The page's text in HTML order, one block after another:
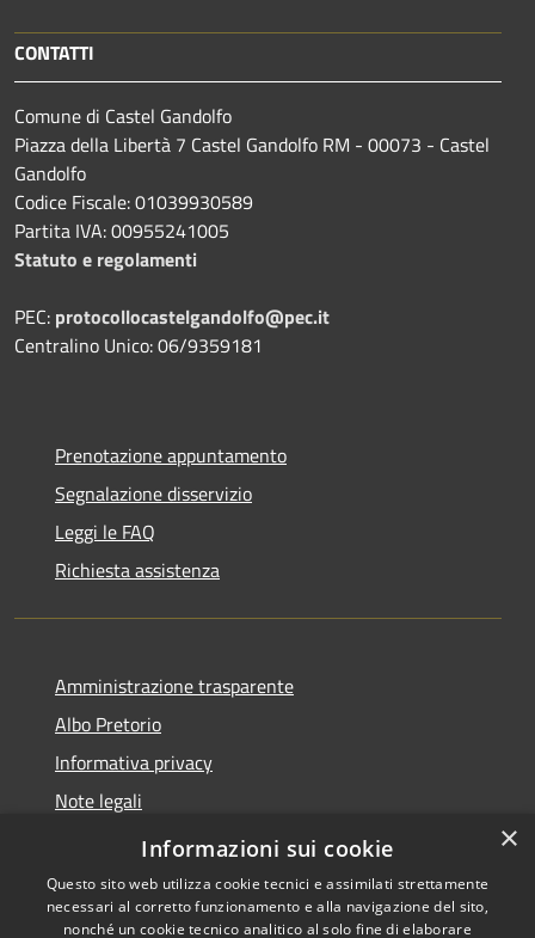
CONTATTI
Comune di Castel Gandolfo
Piazza della Libertà 7 Castel Gandolfo RM - 00073 - Castel
Gandolfo
Codice Fiscale: 01039930589
Partita IVA: 00955241005
Statuto e regolamenti
PEC: protocollocastelgandolfo@pec.it
Centralino Unico: 06/9359181
Prenotazione appuntamento
Segnalazione disservizio
Leggi le FAQ
Richiesta assistenza
Amministrazione trasparente
Albo Pretorio
Informativa privacy
Note legali
Dichiarazione di accessibilità
×
Informazioni sui cookie
Questo sito web utilizza cookie tecnici e assimilati strettamente
necessari al corretto funzionamento e alla navigazione del sito,
nonché un cookie tecnico analitico al solo fine di elaborare